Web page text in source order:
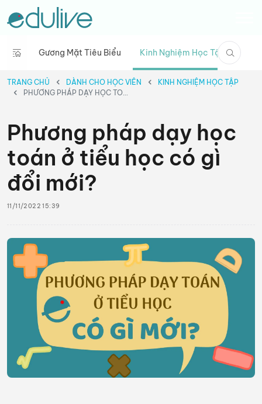
Gương Mặt Tiêu Biểu Kinh Nghiệm Học Tập
TRANG CHỦ DÀNH CHO HỌC VIÊN
KINH NGHIỆM HỌC TẬP
PHƯƠNG PHÁP DẠY HỌC TOÁN Ở TIỂU HỌC CÓ GÌ ĐỔI MỚI?
Phương pháp dạy học
toán ở tiểu học có gì
đổi mới?
11/11/2022 15:39